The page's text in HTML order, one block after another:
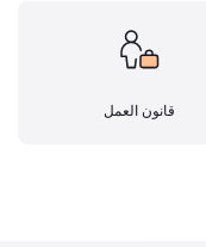
قانون العمل